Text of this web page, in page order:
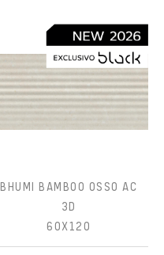
BHUMI BAMBOO OSSO AC
3D
60X120